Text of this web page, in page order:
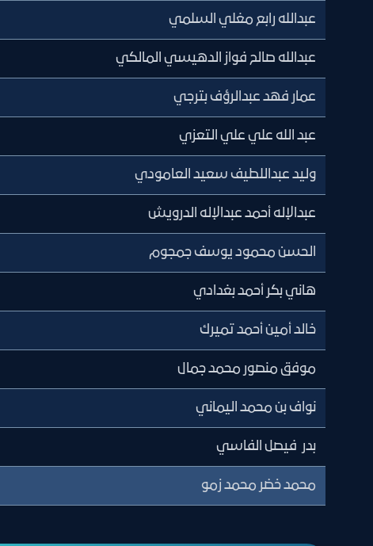
عبدالله رابع مغلي السلمي
عبدالله صالح فواز الدهيسي المالكي
عمار فهد عبدالرؤف بترجي
عبد الله علي علي التعزي
وليد عبداللطيف سعيد العامودي
عبدالإله أحمد عبدالإله الدرويش
الحسن محمود يوسف جمجوم
هاني بكر أحمد بغدادي
خالد أمين أحمد تميرك
موفق منصور محمد جمال
نواف بن محمد اليماني
بدر فيصل الفاسي
محمد خضر محمد زمو